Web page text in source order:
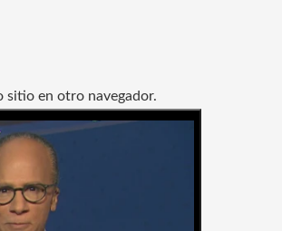
sitio en otro navegador.